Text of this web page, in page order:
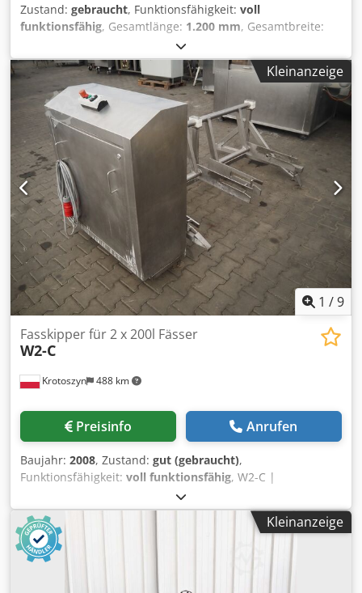
Zustand: gebraucht, Funktionsfähigkeit: voll
funktionsfähig, Gesamtlänge: 1.200 mm, Gesamtbreite:
1.350 mm
für Inject Star Pökelmaschinen Dodpfx Ahozguf Es Tsck Wir
verfügen über 19 Stück Fässer, davon 15 mit Deckel.
Nettopreis pro Stück: 500 EUR Preis verhandelbar bei
Abnahme größerer Mengen Maße: Tiefe 120 cm, Breite 105
cm, Höhe 135 cm mit Rollen, Höhe mit Rollen und Deckel
156 cm; Fassungsvermögen ca. 900 l Gewicht des Fasses
ohne Deckel: 162 kg
Kleinanzeige
1 /9
Krotoszyn 488 km
Fasskipper für 2 x 200l Fässer
W2-C
Preisinfo Anrufen
Baujahr: 2008, Zustand: gut (gebraucht),
Funktionsfähigkeit: voll funktionsfähig, W2-C |
Kippvorrichtung für Fleischwagen | Doppelhub-
Kippvorrichtung (2 Wagen à 200L) Modell / Typ: W2-C
Baujahr: 2008 Dedpfx Asy Uflnoh Tjck Anschluss: 400 V / 3
Phasen / 50 Hz Abmessungen: 2300 x 1200 x 1200 mm Die
industrielle Doppel-Kippvorrichtung für Fleischwagen des
Typs W2-C ist ein unverzichtbares Element zur
Kleinanzeige